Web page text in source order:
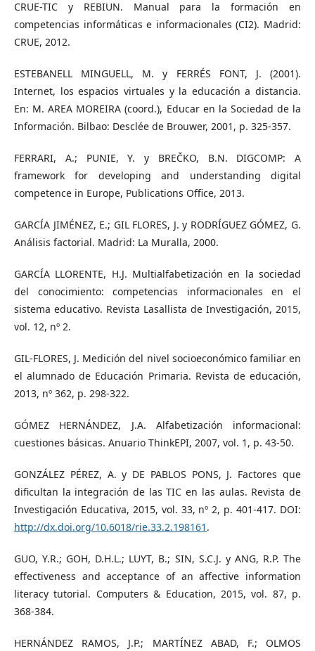
CRUE-TIC y REBIUN. Manual para la formación en
competencias informáticas e informacionales (CI2). Madrid:
CRUE, 2012.
ESTEBANELL MINGUELL, M. y FERRÉS FONT, J. (2001).
Internet, los espacios virtuales y la educación a distancia.
En: M. AREA MOREIRA (coord.), Educar en la Sociedad de la
Información. Bilbao: Desclée de Brouwer, 2001, p. 325-357.
FERRARI, A.; PUNIE, Y. y BREČKO, B.N. DIGCOMP: A
framework for developing and understanding digital
competence in Europe, Publications Office, 2013.
GARCÍA JIMÉNEZ, E.; GIL FLORES, J. y RODRÍGUEZ GÓMEZ, G.
Análisis factorial. Madrid: La Muralla, 2000.
GARCÍA LLORENTE, H.J. Multialfabetización en la sociedad
del conocimiento: competencias informacionales en el
sistema educativo. Revista Lasallista de Investigación, 2015,
vol. 12, nº 2.
GIL-FLORES, J. Medición del nivel socioeconómico familiar en
el alumnado de Educación Primaria. Revista de educación,
2013, nº 362, p. 298-322.
GÓMEZ HERNÁNDEZ, J.A. Alfabetización informacional:
cuestiones básicas. Anuario ThinkEPI, 2007, vol. 1, p. 43-50.
GONZÁLEZ PÉREZ, A. y DE PABLOS PONS, J. Factores que
dificultan la integración de las TIC en las aulas. Revista de
Investigación Educativa, 2015, vol. 33, nº 2, p. 401-417. DOI:
http://dx.doi.org/10.6018/rie.33.2.198161 .
GUO, Y.R.; GOH, D.H.L.; LUYT, B.; SIN, S.C.J. y ANG, R.P. The
effectiveness and acceptance of an affective information
literacy tutorial. Computers & Education, 2015, vol. 87, p.
368-384.
HERNÁNDEZ RAMOS, J.P.; MARTÍNEZ ABAD, F.; OLMOS